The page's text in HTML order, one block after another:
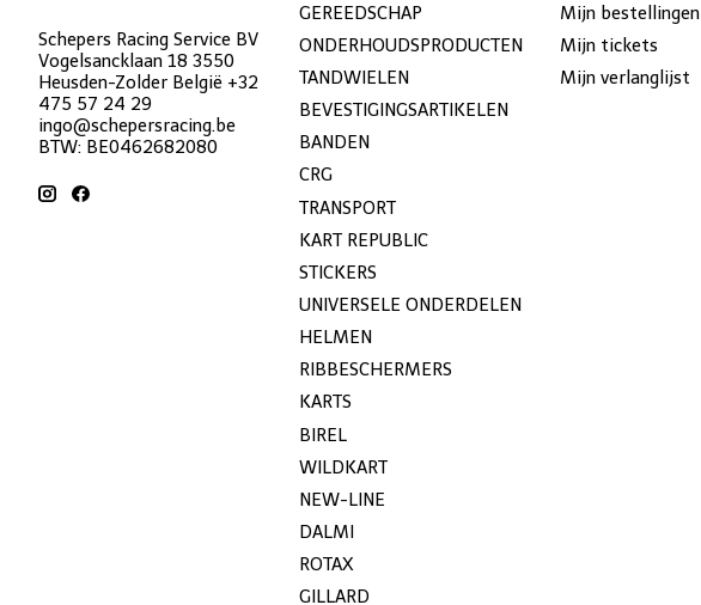
Schepers Racing Service BV
Vogelsancklaan 18 3550
Heusden-Zolder België +32
475 57 24 29
ingo@schepersracing.be
BTW: BE0462682080
GEREEDSCHAP
ONDERHOUDSPRODUCTEN
TANDWIELEN
BEVESTIGINGSARTIKELEN
BANDEN
CRG
TRANSPORT
KART REPUBLIC
STICKERS
UNIVERSELE ONDERDELEN
HELMEN
RIBBESCHERMERS
KARTS
BIREL
WILDKART
NEW-LINE
DALMI
ROTAX
GILLARD
Mijn bestellingen
Mijn tickets
Mijn verlanglijst